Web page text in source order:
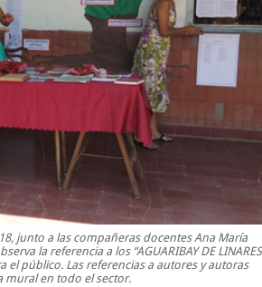
junto a las compañeras docentes Ana María
la referencia a los “AGUARIBAY DE LINARES
el público. Las referencias a autores y autoras
mural en todo el sector.